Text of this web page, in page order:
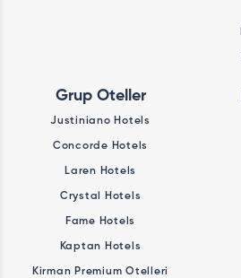
Grup Oteller
Justiniano Hotels
Concorde Hotels
Laren Hotels
Crystal Hotels
Fame Hotels
Kaptan Hotels
Kirman Premium Otelleri